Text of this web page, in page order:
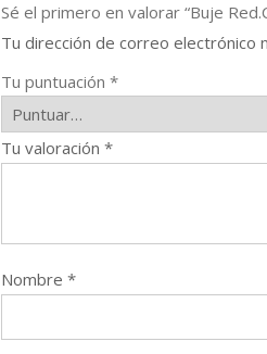
Sé el primero en valorar “Buje
Tu dirección de correo electrónico
Tu puntuación *
Tu valoración *
Nombre *